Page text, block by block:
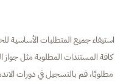
جميع المتطلبات الأساسية
المستندات المطلوبة مثل جواز
قم بالتسجيل في دورات